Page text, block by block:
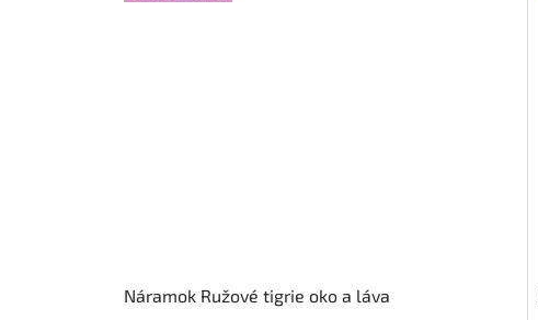
Náramok Ružové tigrie oko a láva